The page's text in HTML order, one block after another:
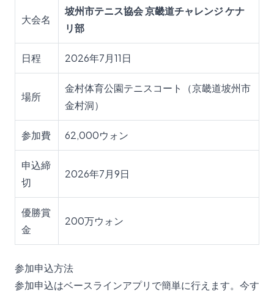
大会名
坡州市テニス協会 京畿道チャレンジ ケナ
リ部
日程 2026年7月11日
場所
金村体育公園テニスコート（京畿道坡州市
金村洞）
参加費 62,000ウォン
申込締
切
2026年7月9日
優勝賞
金
200万ウォン
参加申込方法
参加申込はベースラインアプリで簡単に行えます。今す